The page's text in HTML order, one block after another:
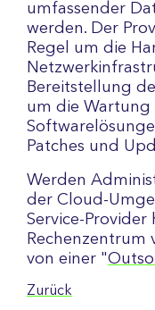
umfassender
werden. Der
Regel um die
Bereitstellung
um die Wartung
Patches und
Werden
der Cloud-
Service-Provider
Rechenzentrum
von einer "
Zurück